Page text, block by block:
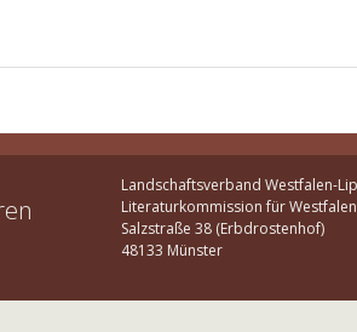
Landschaftsverband Westfalen-
Literaturkommission für Westfalen
Salzstraße 38 (Erbdrostenhof)
48133 Münster